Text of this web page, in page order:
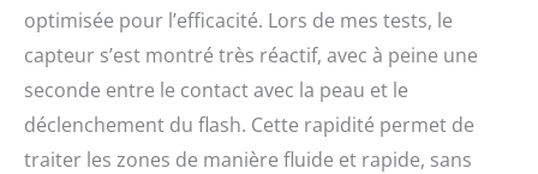
optimisée pour l’efficacité. Lors de mes tests, le
capteur s’est montré très réactif, avec à peine une
seconde entre le contact avec la peau et le
déclenchement du flash. Cette rapidité permet de
traiter les zones de manière fluide et rapide, sans